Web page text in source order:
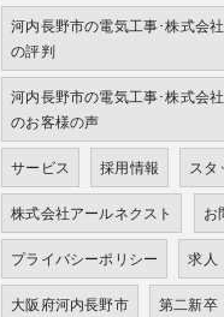
河内長野市の電気工事･株式会
の評判
河内長野市の電気工事･株式会
のお客様の声
サービス 採用情報 スタ
株式会社アールネクスト お
プライバシーポリシー 求人
大阪府河内長野市 第二新卒